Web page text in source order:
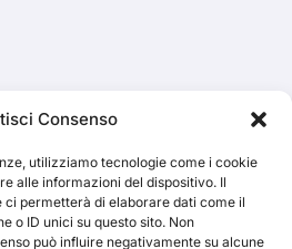
Consenso
utilizziamo tecnologie come i cookie
alle informazioni del dispositivo. Il
ci permetterà di elaborare dati come il
o ID unici su questo sito. Non
può influire negativamente su alcune
Cerca